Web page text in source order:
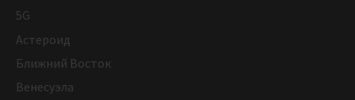
5G
Астероид
Ближний Восток
Венесуэла